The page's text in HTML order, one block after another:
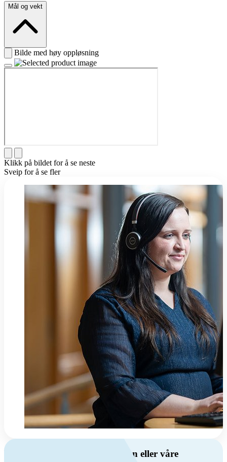
Mål og vekt
Bilde med høy oppløsning
Klikk på bildet for å se neste
Sveip for å se fler
Har du spørsmål om ventilasjon eller våre